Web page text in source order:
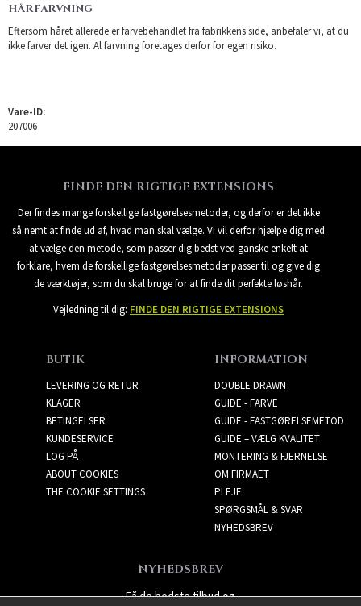
HÅRFARVNING
Eftersom håret allerede er farvebehandlet fra fabrikkens side, anbefaler vi, at du
ikke farver det igen. Al farvning foretages derfor for egen risiko.
Vare-ID:
207006
FINDE DEN RIGTIGE EXTENSIONS
Der findes mange forskellige fastgørelsesmetoder, og derfor er det ikke
så nemt at finde ud af, hvad man skal vælge. Vi vil derfor hjælpe dig med
at vælge den metode, som passer dig bedst ved ganske enkelt at
forklare, hvem de forskellige fastgørelsesmetoder passer til og give dig
de værktøjer, som du skal bruge for at finde dit perfekte løshår.
Vejledning til dig: FINDE DEN RIGTIGE EXTENSIONS
BUTIK
LEVERING OG RETUR
KLAGER
BETINGELSER
KUNDESERVICE
LOG PÅ
ABOUT COOKIES
THE COOKIE SETTINGS
INFORMATION
DOUBLE DRAWN
GUIDE - FARVE
GUIDE - FASTGØRELSEMETOD
GUIDE – VÆLG KVALITET
MONTERING & FJERNELSE
OM FIRMAET
PLEJE
SPØRGSMÅL & SVAR
NYHEDSBREV
NYHEDSBREV
Få de bedste tilbud og